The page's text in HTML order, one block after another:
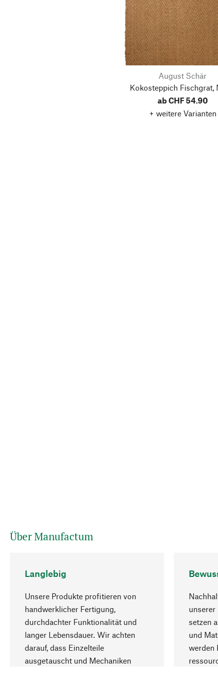
August Schär
Kokosteppich Fischgrat,
ab CHF 54.90
+ weitere Varianten
Über Manufactum
Langlebig
Unsere Produkte profitieren von
handwerklicher Fertigung,
durchdachter Funktionalität und
langer Lebensdauer. Wir achten
darauf, dass Einzelteile
ausgetauscht und Mechaniken
setzen
und
werden